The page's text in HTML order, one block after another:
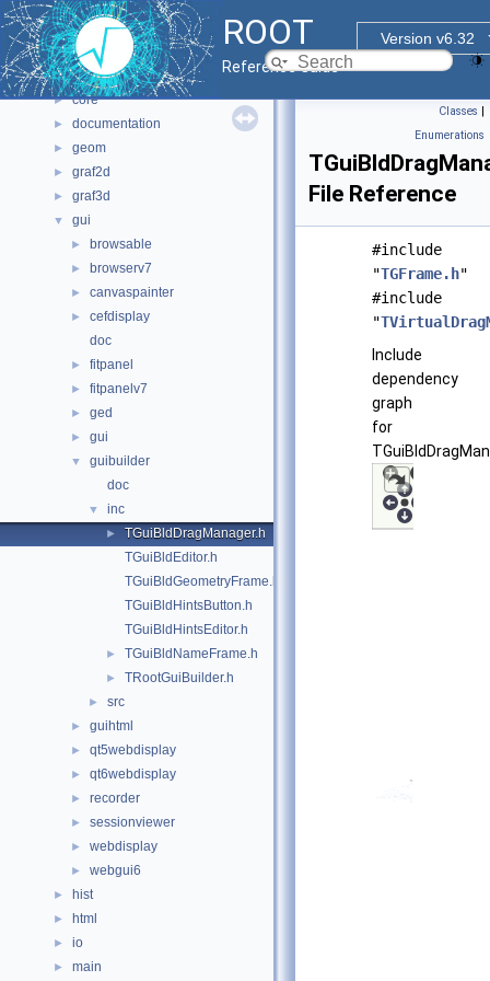
ROOT
Version v6.32
Reference Guide
► All Classes
▼ Files
▼ File List
► bindings
► core
► documentation
► geom
► graf2d
► graf3d
▼ gui
► browsable
► browserv7
► canvaspainter
►
cefdisplay
doc
► fitpanel
► fitpanelv7
► ged
► gui
▼
guibuilder
doc
▼ inc
►
TGuiBldDragManager.h
TGuiBldEditor.h
TGuiBldGeometryFrame.h
TGuiBldHintsButton.h
TGuiBldHintsEditor.h
► TGuiBldNameFrame.h
► TRootGuiBuilder.h
► src
► guihtml
► qt5webdisplay
► qt6webdisplay
► recorder
► sessionviewer
► webdisplay
► webgui6
► hist
► html
► io
► main
Classes |
Enumerations
File Reference
#include
"TGFrame.h"
#include
"
Include
dependency
graph
for